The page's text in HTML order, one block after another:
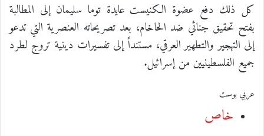
كل ذلك دفع عضوة الكنيست عايدة توما سليمان إلى المطالبة
بفتح تحقيق جنائي ضد الحاخام، بعد تصريحاته العنصرية التي تدعو
إلى التهجير والتطهير العرقي، مستنداً إلى تفسيرات دينية تروج لطرد
جميع الفلسطينيين من إسرائيل.
عربي بوست
خاص